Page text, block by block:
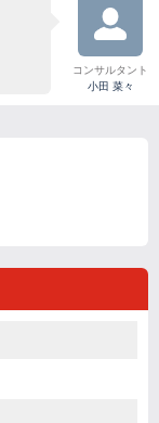
コンサルタント
小田 菜々